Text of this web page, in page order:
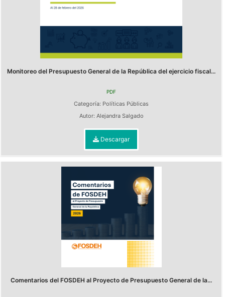
Monitoreo del Presupuesto General de la República del ejercicio fiscal...
PDF
Categoría: Políticas Públicas
Autor: Alejandra Salgado
Descargar
Comentarios del FOSDEH al Proyecto de Presupuesto General de la...